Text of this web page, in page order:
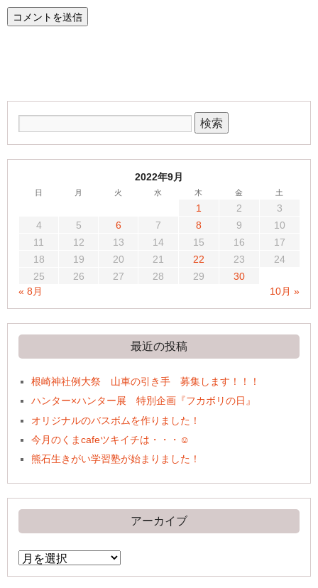
2022年9月
日 月 火 水 木 金 土
1 2
3
4
5 6 7 8 9
10
11
12 13 14 15 16
17
18
19 20 21 22 23
24
25
26 27 28 29
30
« 8月
10月 »
最近の投稿
根崎神社例大祭 山車の引き手 募集します！！！
ハンター×ハンター展 特別企画『フカボリの日』
オリジナルのバスボムを作りました！
今月のくまcafeツキイチは・・・☺
熊石生きがい学習塾が始まりました！
アーカイブ
ア
ー